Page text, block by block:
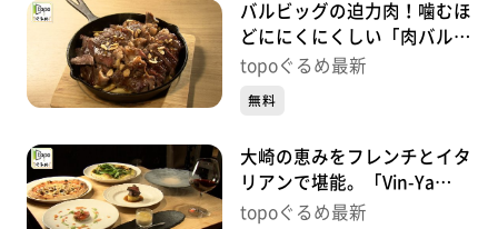
バルビッグの迫力肉！噛むほ
どににくにくしい「肉バル
BAR BiG」（大崎市古川七日
topoぐるめ最新
無料
大崎の恵みをフレンチとイタ
リアンで堪能。「Vin-Ya
Jete Ashigaru」（大崎市古
topoぐるめ最新